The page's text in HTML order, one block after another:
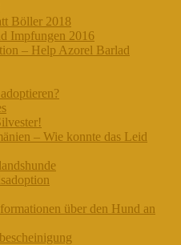
Böller 2018
Impfungen 2016
– Help Azorel Barlad
– Wie konnte das Leid
über den Hund an